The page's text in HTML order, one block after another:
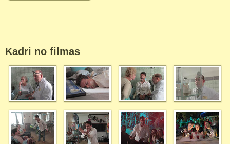
Kadri no filmas